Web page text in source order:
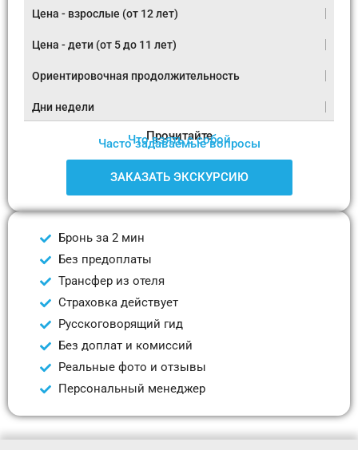
Цена - взрослые (от 12 лет)
Цена - дети (от 5 до 11 лет)
Ориентировочная продолжительность
Дни недели
Прочитайте
Что взять с собой
Часто задаваемые вопросы
ЗАКАЗАТЬ ЭКСКУРСИЮ
Бронь за 2 мин
Без предоплаты
Трансфер из отеля
Страховка действует
Русскоговорящий гид
Без доплат и комиссий
Реальные фото и отзывы
Персональный менеджер